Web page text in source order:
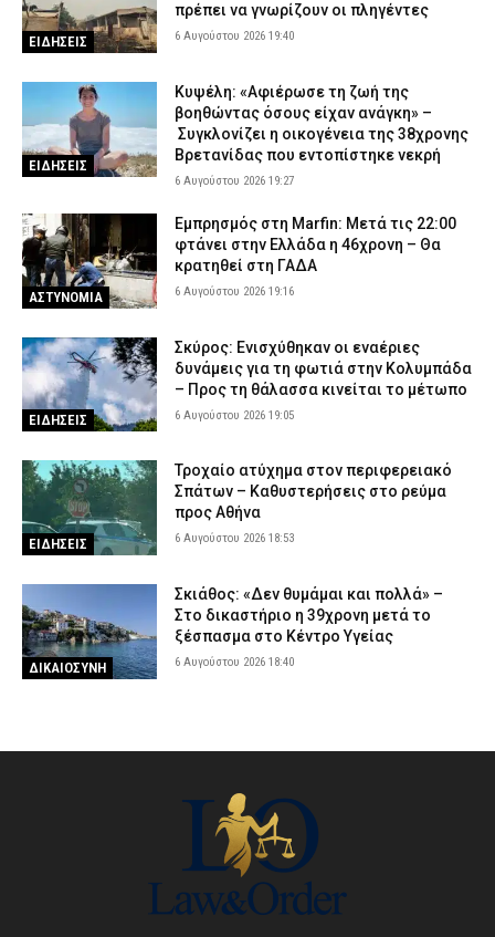
ΕΙΔΗΣΕΙΣ
πρέπει να γνωρίζουν οι πληγέντες
6 Αυγούστου 2026 19:40
ΕΙΔΗΣΕΙΣ
Κυψέλη: «Αφιέρωσε τη ζωή της
βοηθώντας όσους είχαν ανάγκη» –
Συγκλονίζει η οικογένεια της 38χρονης
Βρετανίδας που εντοπίστηκε νεκρή
6 Αυγούστου 2026 19:27
ΑΣΤΥΝΟΜΙΑ
Εμπρησμός στη Marfin: Μετά τις 22:00
φτάνει στην Ελλάδα η 46χρονη – Θα
κρατηθεί στη ΓΑΔΑ
6 Αυγούστου 2026 19:16
ΕΙΔΗΣΕΙΣ
Σκύρος: Ενισχύθηκαν οι εναέριες
δυνάμεις για τη φωτιά στην Κολυμπάδα
– Προς τη θάλασσα κινείται το μέτωπο
6 Αυγούστου 2026 19:05
ΕΙΔΗΣΕΙΣ
Τροχαίο ατύχημα στον περιφερειακό
Σπάτων – Καθυστερήσεις στο ρεύμα
προς Αθήνα
6 Αυγούστου 2026 18:53
ΔΙΚΑΙΟΣΥΝΗ
Σκιάθος: «Δεν θυμάμαι και πολλά» –
Στο δικαστήριο η 39χρονη μετά το
ξέσπασμα στο Κέντρο Υγείας
6 Αυγούστου 2026 18:40